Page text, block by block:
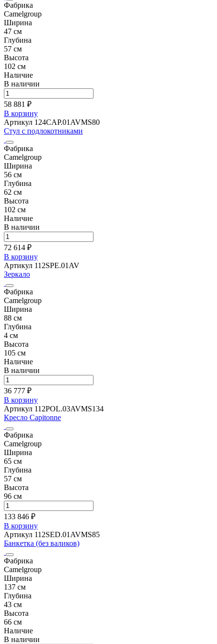
Фабрика
Camelgroup
Ширина
47 см
Глубина
57 см
Высота
102 см
Наличие
В наличии
58 881 ₽
В корзину
Артикул 124CAP.01AVMS80
Стул с подлокотниками
Фабрика
Camelgroup
Ширина
56 см
Глубина
62 см
Высота
102 см
Наличие
В наличии
72 614 ₽
В корзину
Артикул 112SPE.01AV
Зеркало
Фабрика
Camelgroup
Ширина
88 см
Глубина
4 см
Высота
105 см
Наличие
В наличии
36 777 ₽
В корзину
Артикул 112POL.03AVMS134
Кресло Capitonne
Фабрика
Camelgroup
Ширина
65 см
Глубина
57 см
Высота
96 см
133 846 ₽
В корзину
Артикул 112SED.01AVMS85
Банкетка (без валиков)
Фабрика
Camelgroup
Ширина
137 см
Глубина
43 см
Высота
66 см
Наличие
В наличии